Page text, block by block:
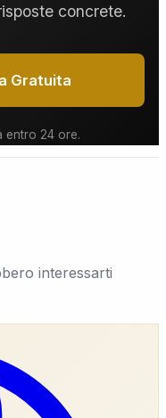
concrete.
Gratuita
entro 24 ore.
interessarti